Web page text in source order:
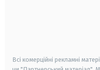
Всі комерційні рекламні